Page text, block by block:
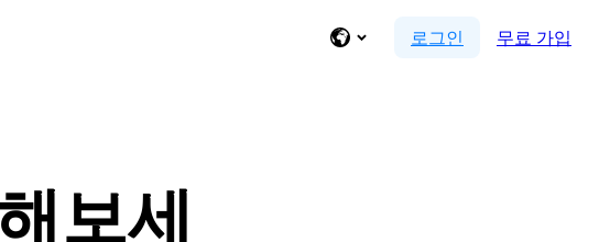
로그인 무료 가입
보세